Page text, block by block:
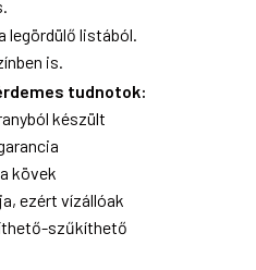
listából.
is.
tudnotok:
készült
kövek
ezért vízállóak
szűkíthető